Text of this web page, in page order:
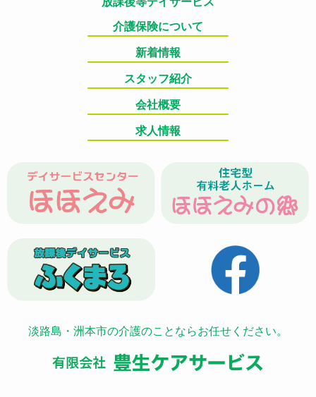
介護保険について
新着情報
スタッフ紹介
会社概要
求人情報
淡路島・洲本市の介護のことならお任せください。